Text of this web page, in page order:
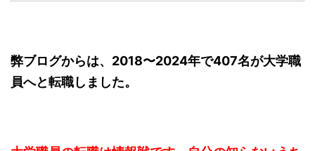
弊ブログからは、2018〜2024年で407名が大学職
員へと転職しました。